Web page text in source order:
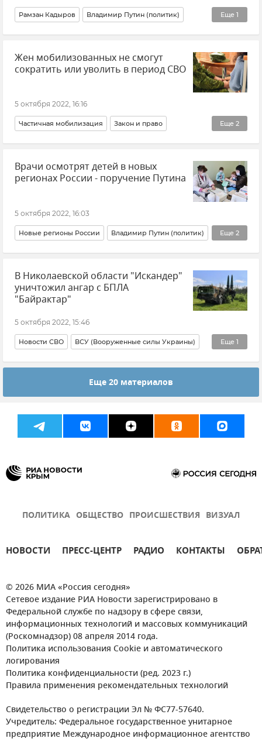
Еще 1
Рамзан Кадыров Владимир Путин (политик)
Политика
Жен мобилизованных не смогут
сократить или уволить в период СВО
5 октября 2022, 16:16
Еще 2
Частичная мобилизация Закон и право
Армия и флот Соцзащита
Врачи осмотрят детей в новых
регионах России - поручение Путина
5 октября 2022, 16:03
Еще 2
Новые регионы России Владимир Путин (политик)
Здравоохранение в России Общество
В Николаевской области "Искандер"
уничтожил ангар с БПЛА
"Байрактар"
5 октября 2022, 15:46
Еще 1
Новости СВО ВСУ (Вооруженные силы Украины)
Министерство обороны РФ
Еще 20 материалов
ПОЛИТИКА ОБЩЕСТВО ПРОИСШЕСТВИЯ ВИЗУАЛ
НОВОСТИ ПРЕСС-ЦЕНТР РАДИО КОНТАКТЫ
© 2026 МИА «Россия сегодня»
Сетевое издание РИА Новости зарегистрировано в
Федеральной службе по надзору в сфере связи,
информационных технологий и массовых коммуникаций
(Роскомнадзор) 08 апреля 2014 года.
Политика использования Cookie и автоматического
логирования
Политика конфиденциальности (ред. 2023 г.)
Правила применения рекомендательных технологий
Свидетельство о регистрации Эл № ФС77-57640.
Учредитель: Федеральное государственное унитарное
предприятие Международное информационное агентство